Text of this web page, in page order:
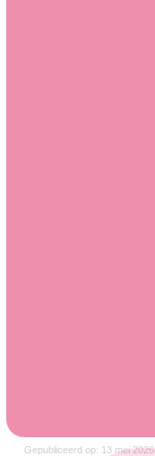
Gepubliceerd op: 13 mei 2026